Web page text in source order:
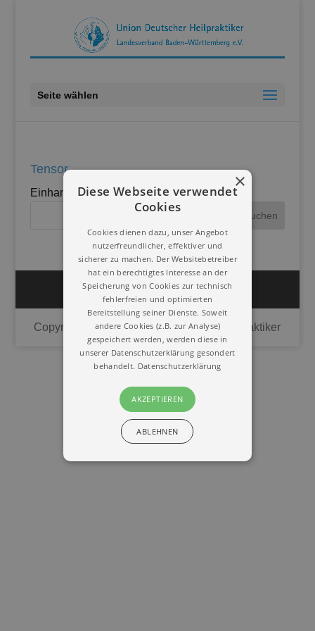
Seite wählen
Tensor
Einhand – Wünschelrute.
Impressum Datenschutz
Copyright © 2020 | Union Deutscher Heilpraktiker
Diese Webseite verwendet
Cookies
Cookies dienen dazu, unser Angebot
nutzerfreundlicher, effektiver und
sicherer zu machen. Der Websitebetreiber
hat ein berechtigtes Interesse an der
Speicherung von Cookies zur technisch
fehlerfreien und optimierten
Bereitstellung seiner Dienste. Soweit
andere Cookies (z.B. zur Analyse)
gespeichert werden, werden diese in
unserer Datenschutzerklärung gesondert
behandelt. Datenschutzerklärung
AKZEPTIEREN
ABLEHNEN
×